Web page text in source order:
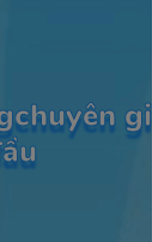
gia